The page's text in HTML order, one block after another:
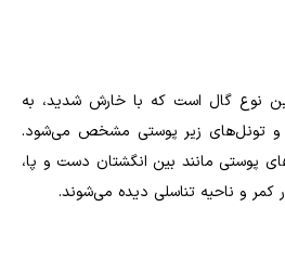
نوع گال است که با خارش شدید، به
و تونل‌های زیر پوستی مشخص می‌شود.
پوستی مانند بین انگشتان دست و پا،
کمر و ناحیه تناسلی دیده می‌شوند.